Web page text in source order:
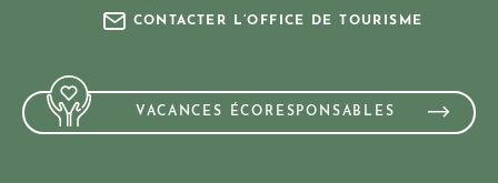
CONTACTER L’OFFICE DE TOURISME
VACANCES ÉCORESPONSABLES